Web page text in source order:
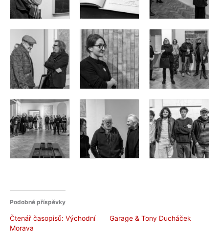
Podobné příspěvky
Čtenář časopisů: Východní
Morava
Garage & Tony Ducháček